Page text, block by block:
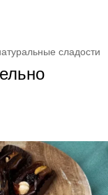
сладости